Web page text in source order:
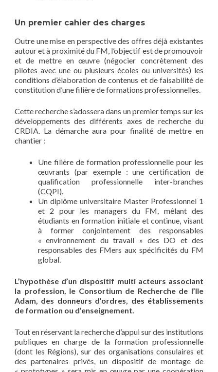
Un premier cahier des charges
Outre une mise en perspective des offres déjà existantes
autour et à proximité du FM, l’objectif est de promouvoir
et de mettre en œuvre (négocier concrètement des
pilotes avec une ou plusieurs écoles ou universités) les
conditions d’élaboration de contenus et de faisabilité de
constitution d’une filière de formations professionnelles.
Cette recherche s’adossera dans un premier temps sur les
développements des différents axes de recherche du
CRDIA. La démarche aura pour finalité de mettre en
chantier :
Une filière de formation professionnelle pour les
œuvrants (par exemple : une certification de
qualification professionnelle inter-branches
(CQPI).
Un diplôme universitaire Master Professionnel 1
et 2 pour les managers du FM, mêlant des
étudiants en formation initiale et continue, visant
à former conjointement des responsables
« environnement du travail » des DO et des
responsables des FMers aux spécificités du FM
global.
L’hypothèse d’un dispositif multi acteurs associant
la profession, le Consortium de Recherche de l’Ile
Adam, des donneurs d’ordres, des établissements
de formation ou d’enseignement.
Tout en réservant la recherche d’appui sur des institutions
publiques en charge de la formation professionnelle
(dont les Régions), sur des organisations consulaires et
des partenaires privés, un dispositif de montage de